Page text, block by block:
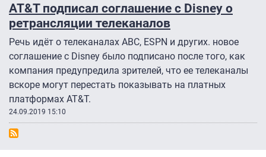
AT&T подписал соглашение с Disney о
ретрансляции телеканалов
Речь идёт о телеканалах ABC, ESPN и других. новое
соглашение с Disney было подписано после того, как
компания предупредила зрителей, что ее телеканалы
вскоре могут перестать показывать на платных
платформах AT&T.
24.09.2019 15:10